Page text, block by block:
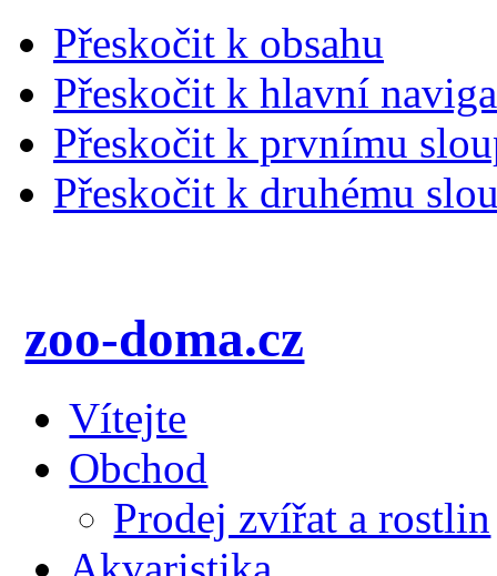
Přeskočit k obsahu
Přeskočit k hlavní
Přeskočit k prvnímu
Přeskočit k druhému
zoo-doma.cz
Vítejte
Obchod
Prodej zvířat a rostlin